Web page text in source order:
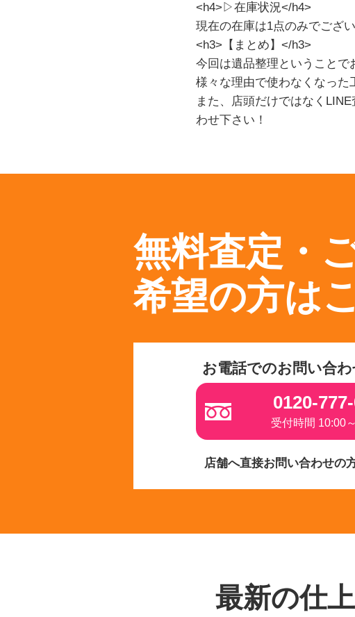
<h4>▷在庫状況</h4>
現在の在庫は1点のみでござい
<h3>【まとめ】</h3>
今回は遺品整理ということで
様々な理由で使わなくなった
また、店頭だけではなく
わせ下さい！
無料査定・
希望の方は
お電話でのお問い合わ
0120-
受付時間 10:00
店舗へ直接お問い合わせの
最新の仕